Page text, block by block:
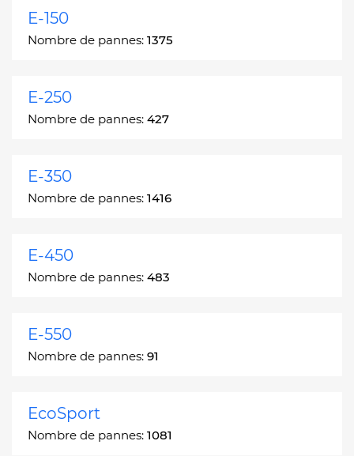
E-150
Nombre de pannes: 1375
E-250
Nombre de pannes: 427
E-350
Nombre de pannes: 1416
E-450
Nombre de pannes: 483
E-550
Nombre de pannes: 91
EcoSport
Nombre de pannes: 1081